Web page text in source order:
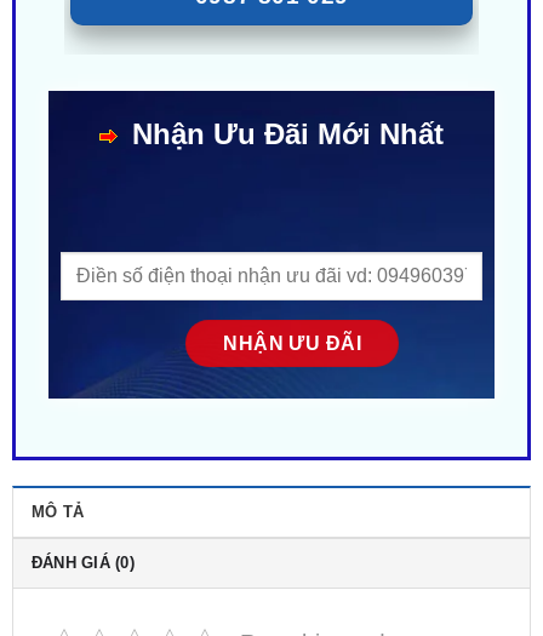
ĐÁNH GIÁ (0)